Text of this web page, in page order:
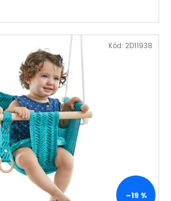
–19 %
Kód: 2D11938